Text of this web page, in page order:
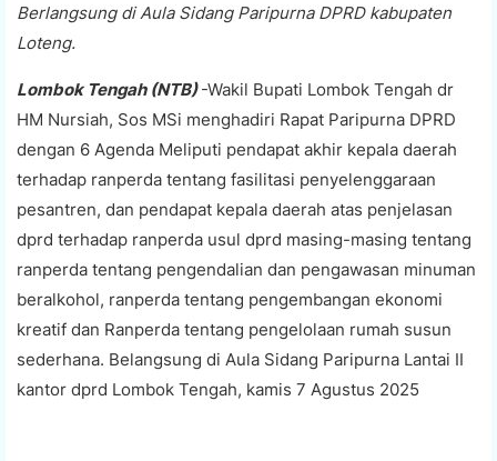
Berlangsung di Aula Sidang Paripurna DPRD kabupaten
Loteng.
Lombok Tengah (NTB)-Wakil Bupati Lombok Tengah dr
HM Nursiah, Sos MSi menghadiri Rapat Paripurna DPRD
dengan 6 Agenda Meliputi pendapat akhir kepala daerah
terhadap ranperda tentang fasilitasi penyelenggaraan
pesantren, dan pendapat kepala daerah atas penjelasan
dprd terhadap ranperda usul dprd masing-masing tentang
ranperda tentang pengendalian dan pengawasan minuman
beralkohol, ranperda tentang pengembangan ekonomi
kreatif dan Ranperda tentang pengelolaan rumah susun
sederhana. Belangsung di Aula Sidang Paripurna Lantai II
kantor dprd Lombok Tengah, kamis 7 Agustus 2025